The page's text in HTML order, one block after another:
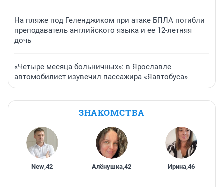
На пляже под Геленджиком при атаке БПЛА погибли
преподаватель английского языка и ее 12-летняя
дочь
«Четыре месяца больничных»: в Ярославле
автомобилист изувечил пассажира «Яавтобуса»
ЗНАКОМСТВА
New,42 Алёнушка,42 Ирина,46